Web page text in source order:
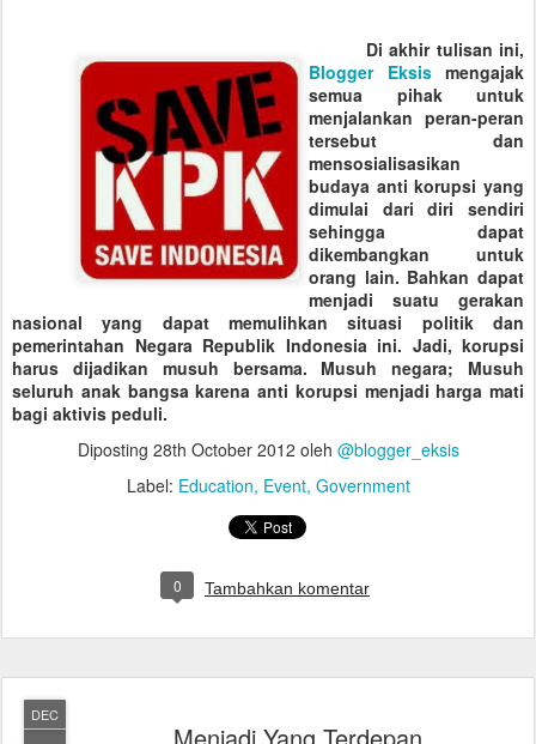
Di akhir tulisan ini,
Blogger Eksismengajak
semua pihak untuk
menjalankan peran-peran
tersebut dan
mensosialisasikan
budaya anti korupsi yang
dimulai dari diri sendiri
sehingga dapat
dikembangkan untuk
orang lain. Bahkan dapat
menjadi suatu gerakan
nasional yang dapat memulihkan situasi politik dan
pemerintahan Negara Republik Indonesia ini. Jadi, korupsi
harus dijadikan musuh bersama. Musuh negara; Musuh
seluruh anak bangsa karena anti korupsi menjadi harga mati
bagi aktivis peduli.
Diposting 28th October 2012 oleh @blogger_eksis
Label: Education Event Government
0 Tambahkan komentar
DEC
Menjadi Yang Terdepan